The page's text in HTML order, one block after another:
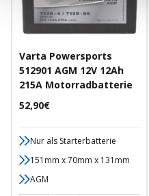
Varta Powersports
512901 AGM 12V 12Ah
215A Motorradbatterie
Angebotspreis
52,90€
Nur als Starterbatterie
151mm x 70mm x 131mm
AGM